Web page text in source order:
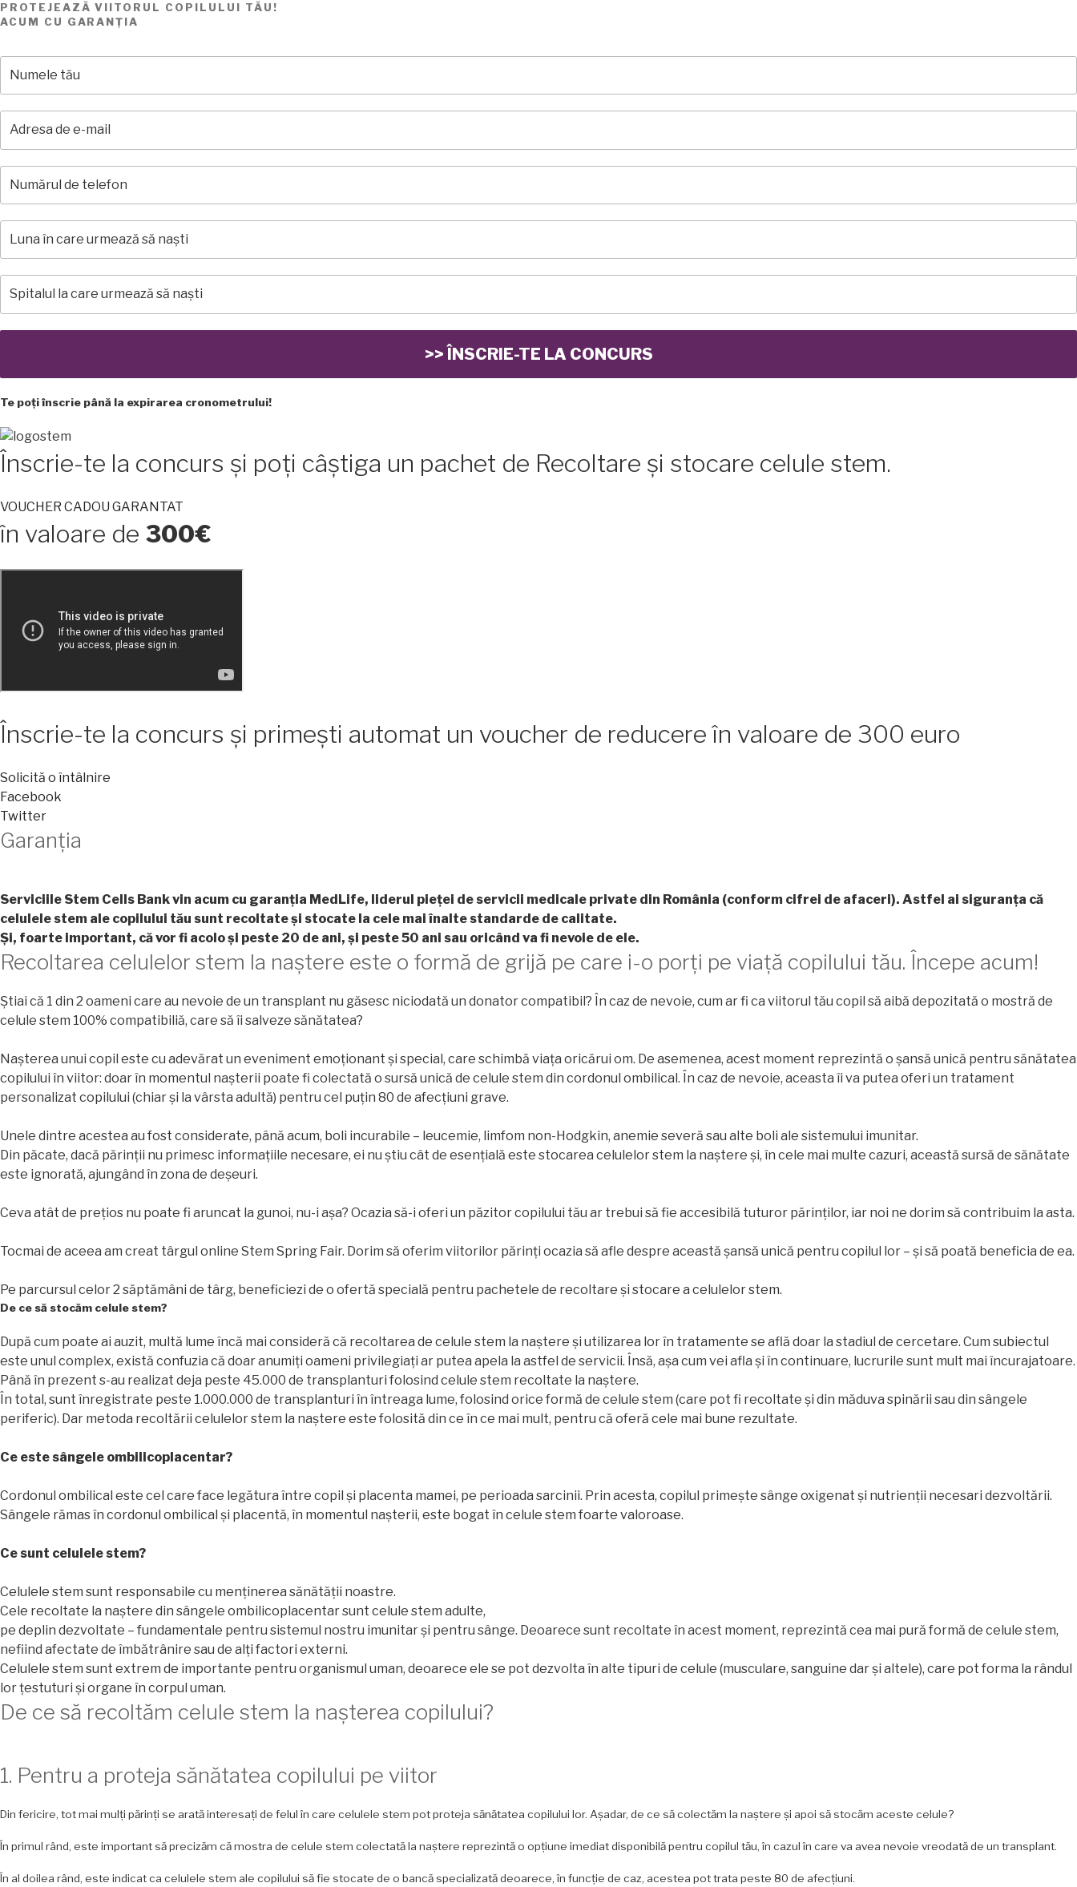
PROTEJEAZĂ VIITORUL COPILULUI TĂU!
ACUM CU GARANȚIA
Te poți înscrie până la expirarea cronometrului!
Înscrie-te la concurs și poți câștiga un pachet de Recoltare și stocare celule stem.
VOUCHER CADOU GARANTAT
în valoare de 300€
Înscrie-te la concurs și primești automat un voucher de reducere în valoare de 300 euro
Solicită o întâlnire
Facebook
Twitter
Garanția
Serviciile Stem Cells Bank vin acum cu garanția MedLife, liderul pieței de servicii medicale private din România (conform cifrei de afaceri). Astfel ai siguranța că
celulele stem ale copilului tău sunt recoltate și stocate la cele mai înalte standarde de calitate.
Și, foarte important, că vor fi acolo și peste 20 de ani, și peste 50 ani sau oricând va fi nevoie de ele.
Recoltarea celulelor stem la naștere este o formă de grijă pe care i-o porți pe viață copilului tău. Începe acum!
Știai că 1 din 2 oameni care au nevoie de un transplant nu găsesc niciodată un donator compatibil? În caz de nevoie, cum ar fi ca viitorul tău copil să aibă depozitată o mostră de
celule stem 100% compatibiliă, care să îi salveze sănătatea?
Nașterea unui copil este cu adevărat un eveniment emoționant și special, care schimbă viața oricărui om. De asemenea, acest moment reprezintă o șansă unică pentru sănătatea
copilului în viitor: doar în momentul nașterii poate fi colectată o sursă unică de celule stem din cordonul ombilical. În caz de nevoie, aceasta îi va putea oferi un tratament
personalizat copilului (chiar și la vârsta adultă) pentru cel puțin 80 de afecțiuni grave.
Unele dintre acestea au fost considerate, până acum, boli incurabile – leucemie, limfom non-Hodgkin, anemie severă sau alte boli ale sistemului imunitar.
Din păcate, dacă părinții nu primesc informațiile necesare, ei nu știu cât de esențială este stocarea celulelor stem la naștere și, în cele mai multe cazuri, această sursă de sănătate
este ignorată, ajungând în zona de deșeuri.
Ceva atât de prețios nu poate fi aruncat la gunoi, nu-i așa? Ocazia să-i oferi un păzitor copilului tău ar trebui să fie accesibilă tuturor părinților, iar noi ne dorim să contribuim la asta.
Tocmai de aceea am creat târgul online Stem Spring Fair. Dorim să oferim viitorilor părinți ocazia să afle despre această șansă unică pentru copilul lor – și să poată beneficia de ea.
Pe parcursul celor 2 săptămâni de târg, beneficiezi de o ofertă specială pentru pachetele de recoltare și stocare a celulelor stem.
De ce să stocăm celule stem?
După cum poate ai auzit, multă lume încă mai consideră că recoltarea de celule stem la naștere și utilizarea lor în tratamente se află doar la stadiul de cercetare. Cum subiectul
este unul complex, există confuzia că doar anumiți oameni privilegiați ar putea apela la astfel de servicii. Însă, așa cum vei afla și în continuare, lucrurile sunt mult mai încurajatoare.
Până în prezent s-au realizat deja peste 45.000 de transplanturi folosind celule stem recoltate la naștere.
În total, sunt înregistrate peste 1.000.000 de transplanturi în întreaga lume, folosind orice formă de celule stem (care pot fi recoltate și din măduva spinării sau din sângele
periferic). Dar metoda recoltării celulelor stem la naștere este folosită din ce în ce mai mult, pentru că oferă cele mai bune rezultate.
Ce este sângele ombilicoplacentar?
Cordonul ombilical este cel care face legătura între copil și placenta mamei, pe perioada sarcinii. Prin acesta, copilul primește sânge oxigenat și nutrienții necesari dezvoltării.
Sângele rămas în cordonul ombilical și placentă, în momentul nașterii, este bogat în celule stem foarte valoroase.
Ce sunt celulele stem?
Celulele stem sunt responsabile cu menținerea sănătății noastre.
Cele recoltate la naștere din sângele ombilicoplacentar sunt celule stem adulte,
pe deplin dezvoltate – fundamentale pentru sistemul nostru imunitar și pentru sânge. Deoarece sunt recoltate în acest moment, reprezintă cea mai pură formă de celule stem,
nefiind afectate de îmbătrânire sau de alți factori externi.
Celulele stem sunt extrem de importante pentru organismul uman, deoarece ele se pot dezvolta în alte tipuri de celule (musculare, sanguine dar și altele), care pot forma la rândul
lor țestuturi și organe în corpul uman.
De ce să recoltăm celule stem la nașterea copilului?
1. Pentru a proteja sănătatea copilului pe viitor
Din fericire, tot mai mulți părinți se arată interesați de felul în care celulele stem pot proteja sănătatea copilului lor. Așadar, de ce să colectăm la naștere și apoi să stocăm aceste celule?
În primul rând, este important să precizăm că mostra de celule stem colectată la naștere reprezintă o opțiune imediat disponibilă pentru copilul tău, în cazul în care va avea nevoie vreodată de un transplant.
În al doilea rând, este indicat ca celulele stem ale copilului să fie stocate de o bancă specializată deoarece, în funcție de caz, acestea pot trata peste 80 de afecțiuni.